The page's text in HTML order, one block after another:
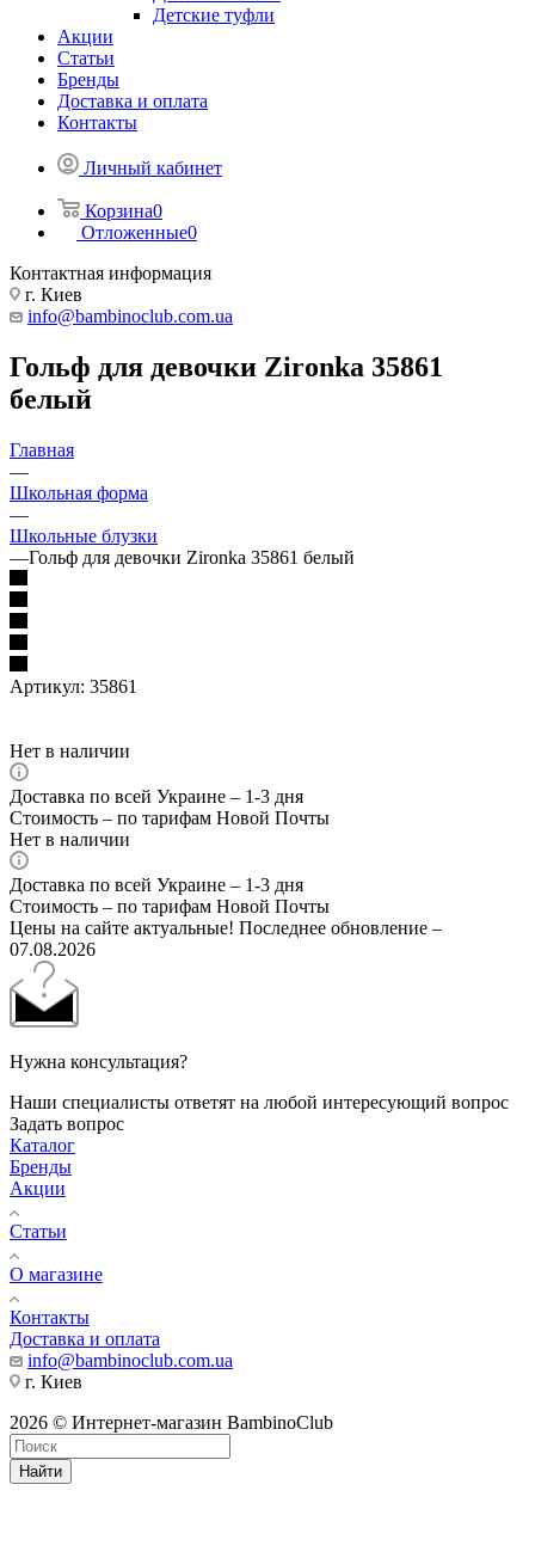
Детские туфли
Акции
Статьи
Бренды
Доставка и оплата
Контакты
Личный кабинет
Корзина0
Отложенные0
Контактная информация
г. Киев
info@bambinoclub.com.ua
Гольф для девочки Zironka 35861
белый
Главная
—
Школьная форма
—
Школьные блузки
—Гольф для девочки Zironka 35861 белый
Артикул: 35861
Нет в наличии
Доставка по всей Украине – 1-3 дня
Стоимость – по тарифам Новой Почты
Нет в наличии
Доставка по всей Украине – 1-3 дня
Стоимость – по тарифам Новой Почты
Цены на сайте актуальные! Последнее обновление –
07.08.2026
Нужна консультация?
Наши специалисты ответят на любой интересующий вопрос
Задать вопрос
Каталог
Бренды
Акции
Статьи
О магазине
Контакты
Доставка и оплата
info@bambinoclub.com.ua
г. Киев
2026 © Интернет-магазин BambinoClub
Найти